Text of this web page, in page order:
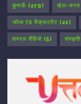
कुमाऊँ (279) खेल-जगत
जॉब्स एंड रिक्रूटमेंट (21)
वायरल वीडियो (5) संस्कृति